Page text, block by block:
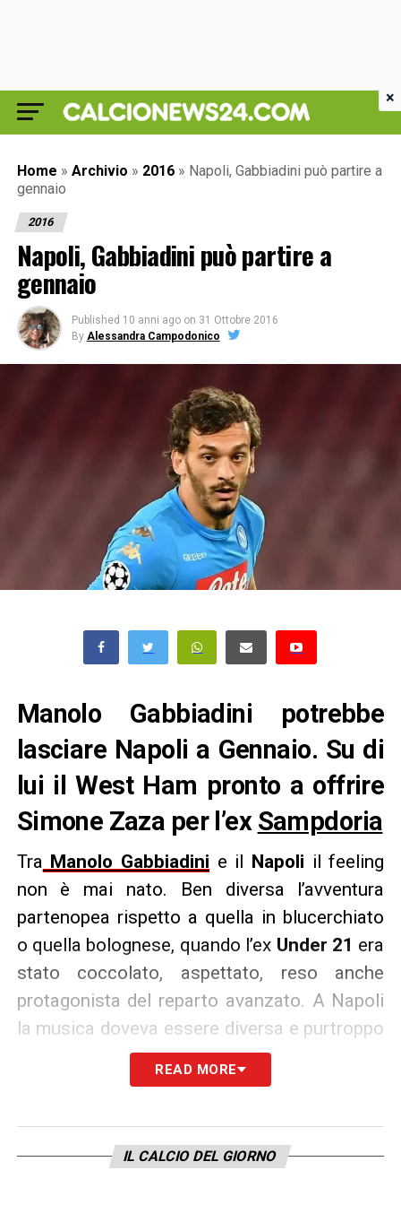
Home » Archivio » 2016 » Napoli, Gabbiadini può partire a
gennaio
2016
Napoli, Gabbiadini può partire a
gennaio
Published 10 anni ago on 31 Ottobre 2016
By Alessandra Campodonico
Manolo Gabbiadini potrebbe
lasciare Napoli a Gennaio. Su di
lui il West Ham pronto a offrire
Simone Zaza per l’ex Sampdoria
Tra Manolo Gabbiadini e il Napoli il feeling
non è mai nato. Ben diversa l’avventura
partenopea rispetto a quella in blucerchiato
o quella bolognese, quando l’ex Under 21 era
stato coccolato, aspettato, reso anche
protagonista del reparto avanzato. A Napoli
la musica doveva essere diversa e purtroppo
l’unica cosa a essere cambiata rispetto alle
precedenti avventure è stata l’esclusiva
finalmente in mano a un solo club anche
prima della scadenza del limite imposto con
READ MORE
IL CALCIO DEL GIORNO
×